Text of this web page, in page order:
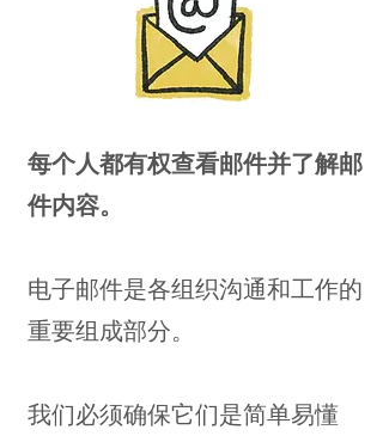
每个人都有权查看邮件并了解邮
件内容。​
电子邮件是各组织沟通和工作的
重要组成部分。
我们必须确保它们是简单易懂